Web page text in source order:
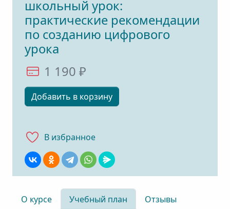
школьный урок:
практические рекомендации
по созданию цифрового
урока
1 190 ₽
Добавить в корзину
В избранноe
О курсе Учебный план
Отзывы